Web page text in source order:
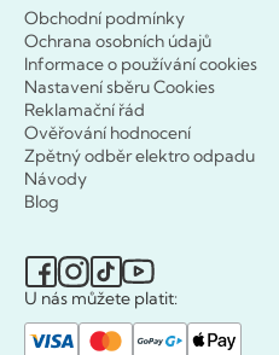
Obchodní podmínky
Ochrana osobních údajů
Informace o používání cookies
Nastavení sběru Cookies
Reklamační řád
Ověřování hodnocení
Zpětný odběr elektro odpadu
Návody
Blog
U nás můžete platit: